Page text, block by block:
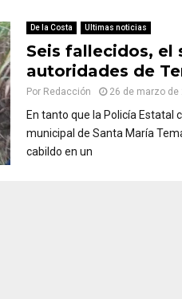
De la Costa Ultimas noticias
Seis fallecidos, el
autoridades de
Por Redacción 26 de marzo de
En tanto que la Policía
municipal de Santa María
cabildo en un